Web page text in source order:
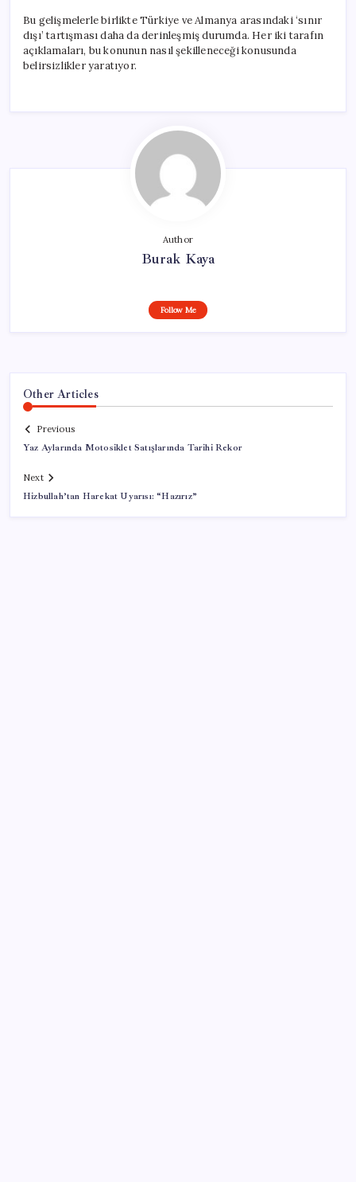
Bu gelişmelerle birlikte Türkiye ve Almanya arasındaki ‘sınır
dışı’ tartışması daha da derinleşmiş durumda. Her iki tarafın
açıklamaları, bu konunun nasıl şekilleneceği konusunda
belirsizlikler yaratıyor.
Author
Burak Kaya
Follow Me
Other Articles
Previous
Yaz Aylarında Motosiklet Satışlarında Tarihi Rekor
Next
Hizbullah’tan Harekat Uyarısı: “Hazırız”